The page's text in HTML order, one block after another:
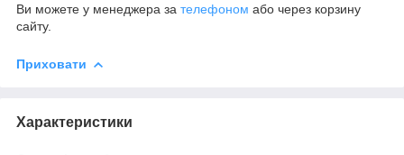
Ви можете у менеджера за телефоном або через корзину
сайту.
Приховати
Характеристики